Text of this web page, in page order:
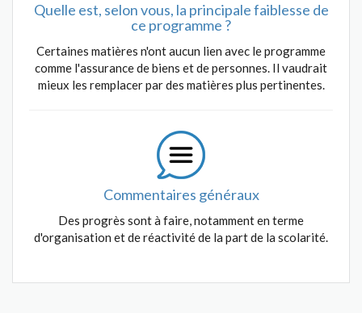
Quelle est, selon vous, la principale faiblesse de
ce programme ?
Certaines matières n'ont aucun lien avec le programme
comme l'assurance de biens et de personnes. Il vaudrait
mieux les remplacer par des matières plus pertinentes.
Commentaires généraux
Des progrès sont à faire, notamment en terme
d'organisation et de réactivité de la part de la scolarité.